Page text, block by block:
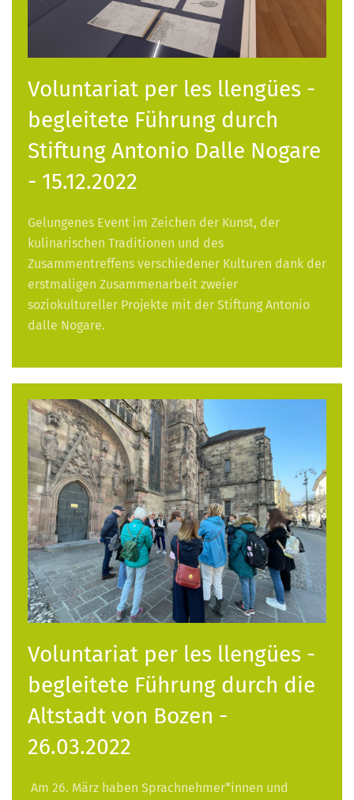
Voluntariat per les llengües -
begleitete Führung durch
Stiftung Antonio Dalle Nogare
- 15.12.2022
Gelungenes Event im Zeichen der Kunst, der
kulinarischen Traditionen und des
Zusammentreffens verschiedener Kulturen dank der
erstmaligen Zusammenarbeit zweier
soziokultureller Projekte mit der Stiftung Antonio
dalle Nogare.
Voluntariat per les llengües -
begleitete Führung durch die
Altstadt von Bozen -
26.03.2022
Am 26. März haben Sprachnehmer*innen und